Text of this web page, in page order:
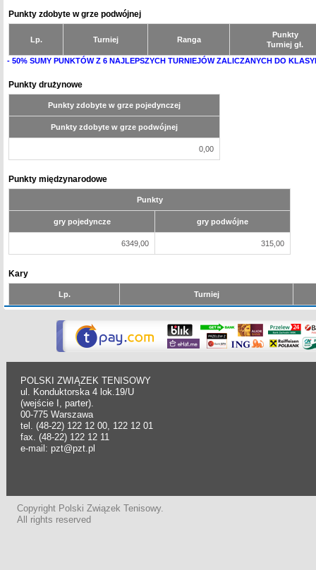
Punkty zdobyte w grze podwójnej
Lp. Turniej Ranga
Punkty
Turniej gł.
- 50% SUMY PUNKTÓW Z 6 NAJLEPSZYCH TURNIEJÓW ZALICZANYCH DO
Punkty drużynowe
Punkty zdobyte w grze pojedynczej
Punkty zdobyte w grze podwójnej
0,00
Punkty międzynarodowe
Punkty
gry pojedyncze gry podwójne
6349,00 315,00
Kary
Lp. Turniej
POLSKI ZWIĄZEK TENISOWY
ul. Konduktorska 4 lok.19/U
(wejście I, parter).
00-775 Warszawa
tel. (48-22) 122 12 00, 122 12 01
fax. (48-22) 122 12 11
e-mail: pzt@pzt.pl
Copyright Polski Związek Tenisowy.
All rights reserved